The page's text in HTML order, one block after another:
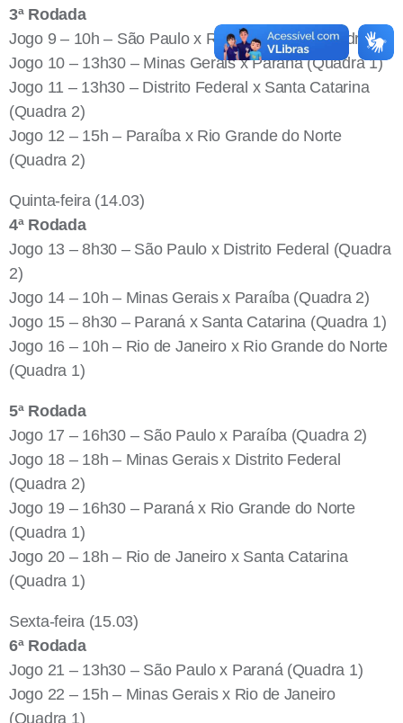
3ª Rodada
Jogo 9 – 10h – São Paulo x Rio de Janeiro (Quadra 1)
Jogo 10 – 13h30 – Minas Gerais x Paraná (Quadra 1)
Jogo 11 – 13h30 – Distrito Federal x Santa Catarina
(Quadra 2)
Jogo 12 – 15h – Paraíba x Rio Grande do Norte
(Quadra 2)
Quinta-feira (14.03)
4ª Rodada
Jogo 13 – 8h30 – São Paulo x Distrito Federal (Quadra
2)
Jogo 14 – 10h – Minas Gerais x Paraíba (Quadra 2)
Jogo 15 – 8h30 – Paraná x Santa Catarina (Quadra 1)
Jogo 16 – 10h – Rio de Janeiro x Rio Grande do Norte
(Quadra 1)
5ª Rodada
Jogo 17 – 16h30 – São Paulo x Paraíba (Quadra 2)
Jogo 18 – 18h – Minas Gerais x Distrito Federal
(Quadra 2)
Jogo 19 – 16h30 – Paraná x Rio Grande do Norte
(Quadra 1)
Jogo 20 – 18h – Rio de Janeiro x Santa Catarina
(Quadra 1)
Sexta-feira (15.03)
6ª Rodada
Jogo 21 – 13h30 – São Paulo x Paraná (Quadra 1)
Jogo 22 – 15h – Minas Gerais x Rio de Janeiro
(Quadra 1)